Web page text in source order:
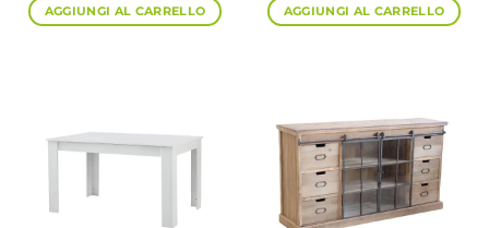
AGGIUNGI AL CARRELLO AGGIUNGI AL CARRELLO